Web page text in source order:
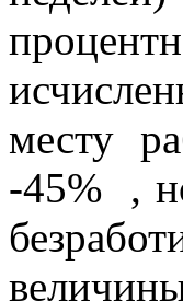
месту
-45% ,